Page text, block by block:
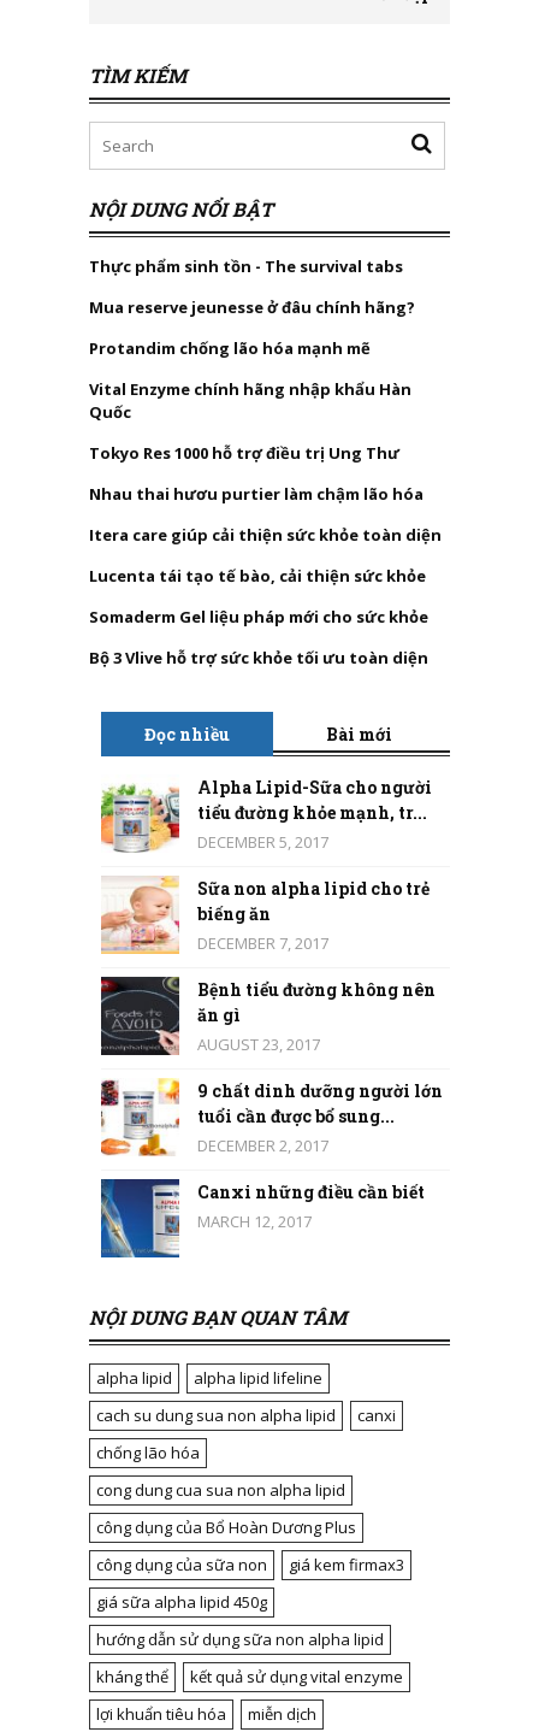
TÌM KIẾM
NỘI DUNG NỔI BẬT
Thực phẩm sinh tồn - The survival tabs
Mua reserve jeunesse ở đâu chính hãng?
Protandim chống lão hóa mạnh mẽ
Vital Enzyme chính hãng nhập khẩu Hàn
Quốc
Tokyo Res 1000 hỗ trợ điều trị Ung Thư
Nhau thai hươu purtier làm chậm lão hóa
Itera care giúp cải thiện sức khỏe toàn diện
Lucenta tái tạo tế bào, cải thiện sức khỏe
Somaderm Gel liệu pháp mới cho sức khỏe
Bộ 3 Vlive hỗ trợ sức khỏe tối ưu toàn diện
Đọc nhiều Bài mới
Alpha Lipid-Sữa cho người
tiểu đường khỏe mạnh, tr...
DECEMBER 5, 2017
Sữa non alpha lipid cho trẻ
biếng ăn
DECEMBER 7, 2017
Bệnh tiểu đường không nên
ăn gì
AUGUST 23, 2017
9 chất dinh dưỡng người lớn
tuổi cần được bổ sung...
DECEMBER 2, 2017
Canxi những điều cần biết
MARCH 12, 2017
NỘI DUNG BẠN QUAN TÂM
alpha lipid
alpha lipid lifeline
cach su dung sua non alpha lipid
canxi
chống lão hóa
cong dung cua sua non alpha lipid
công dụng của Bổ Hoàn Dương Plus
công dụng của sữa non
giá kem firmax3
giá sữa alpha lipid 450g
hướng dẫn sử dụng sữa non alpha lipid
kháng thể
kết quả sử dụng vital enzyme
lợi khuẩn tiêu hóa
miễn dịch